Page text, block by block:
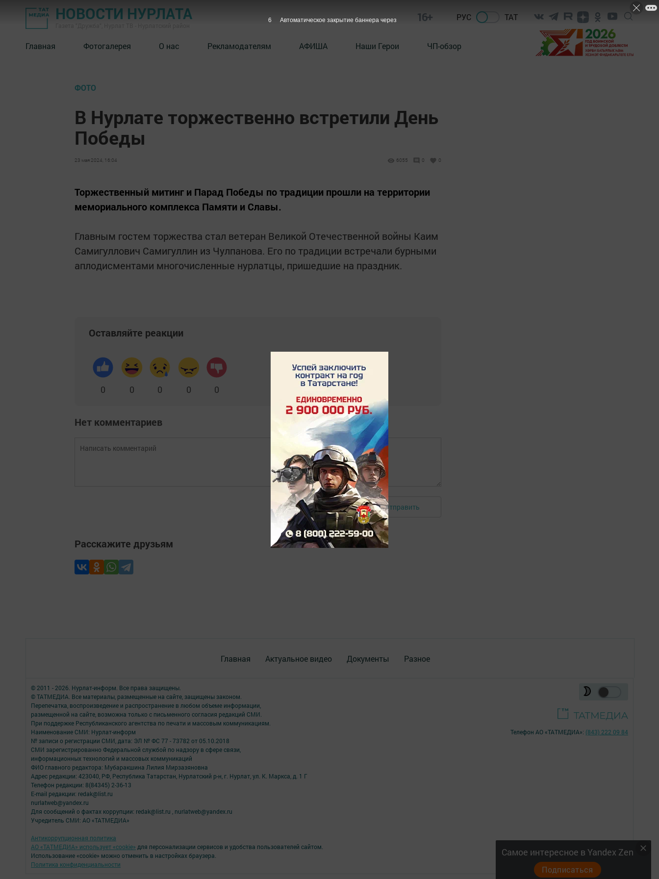
НОВОСТИ НУРЛАТА 16+ РУС ТАТ
Главная Фотогалерея О нас Рекламодателям АФИША Наши Герои ЧП-обзор
ФОТО
В Нурлате торжественно встретили День
Победы
23 мая 2024, 16:04 6055 0 0
Торжественный митинг и Парад Победы по традиции прошли на территории
мемориального комплекса Памяти и Славы.
Главным гостем торжества стал ветеран Великой Отечественной войны Каим
Самигуллович Самигуллин из Чулпанова. Его по традиции встречали бурными
аплодисментами многочисленные нурлатцы, пришедшие на праздник.
Оставляйте реакции
0 0 0 0 0
Нет комментариев
Авторизоваться Отправить
Расскажите друзьям
Главная Актуальное видео Документы Разное
Самое интересное в Yandex Zen
Подписаться
© 2011 - 2026. Нурлат-⁠информ. Все права защищены.
© ТАТМЕДИА. Все материалы, размещенные на сайте, защищены законом.
Перепечатка, воспроизведение и распространение в любом объеме информации,
размещенной на сайте, возможна только с письменного согласия редакций СМИ.
При поддержке Республиканского агентства по печати и массовым коммуникациям.
Наименование СМИ: Нурлат-⁠информ
№ записи о регистрации СМИ, дата: ЭЛ № ФС 77 -⁠ 73782 от 05.10.2018
СМИ зарегистрированно Федеральной службой по надзору в сфере связи,
информационных технологий и массовых коммуникаций
ФИО главного редактора: Мубаракшина Лилия Мирзазяновна
Адрес редакции: 423040, РФ, Республика Татарстан, Нурлатский р-н, г. Нурлат, ул. К. Маркса, д. 1 Г
Телефон редакции: 8(84345) 2-36-13
E-mail редакции: redak@list.ru
nurlatweb@yandex.ru
Для сообщений о фактах коррупции: redak@list.ru , nurlatweb@yandex.ru
Учредитель СМИ: АО «ТАТМЕДИА»
Антикоррупционная политика
АО «ТАТМЕДИА» использует «cookie» для персонализации сервисов и удобства пользователей сайтом.
Использование «cookie» можно отменить в настройках браузера.
Политика конфиденциальности
Телефон АО «ТАТМЕДИА»: (843) 222 09 84
16+
6 Автоматическое закрытие баннера через